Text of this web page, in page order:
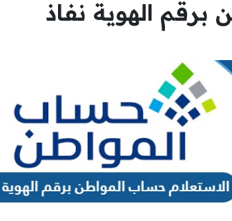
برقم الهوية نفاذ